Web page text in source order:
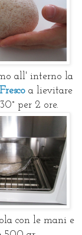
all' interno la
Frescoa lievitare
per 2 ore.
con le mani e